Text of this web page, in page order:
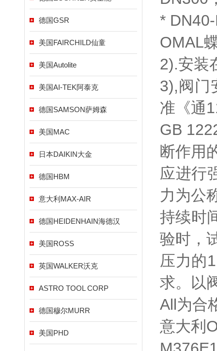
德国GSR
美国FAIRCHILD仙童
美国Autolite
美国AI-TEK阿泰克
德国SAMSON萨姆森
美国MAC
日本DAIKIN大金
德国HBM
意大利MAX-AIR
德国HEIDENHAIN海德汉
美国ROSS
英国WALKER沃克
ASTRO TOOL CORP
德国穆尔MURR
美国PHD
*
OMAL
2).安装
3),阀门
准《通
GB
断作用
应进行
力为公
持续时
验时，
压力的
求。以
All为合
意大利